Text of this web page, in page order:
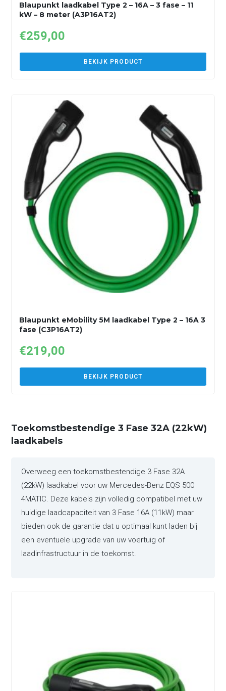
Blaupunkt laadkabel Type 2 – 16A – 3 fase – 11
kW – 8 meter (A3P16AT2)
€259,00
BEKIJK PRODUCT
Blaupunkt eMobility 5M laadkabel Type 2 – 16A 3
fase (C3P16AT2)
€219,00
BEKIJK PRODUCT
Toekomstbestendige 3 Fase 32A (22kW)
laadkabels
Overweeg een toekomstbestendige 3 Fase 32A
(22kW) laadkabel voor uw Mercedes-Benz EQS 500
4MATIC. Deze kabels zijn volledig compatibel met uw
huidige laadcapaciteit van 3 Fase 16A (11kW) maar
bieden ook de garantie dat u optimaal kunt laden bij
een eventuele upgrade van uw voertuig of
laadinfrastructuur in de toekomst.